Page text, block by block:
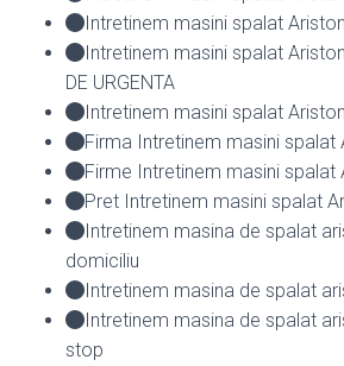
Intretinem masini spalat
Intretinem masini spalat
DE URGENTA
Intretinem masini spalat
Firma Intretinem masini spalat
Firme Intretinem masini spalat
Pret Intretinem masini spalat
Intretinem masina de spalat
domiciliu
Intretinem masina de spalat
Intretinem masina de spalat
stop